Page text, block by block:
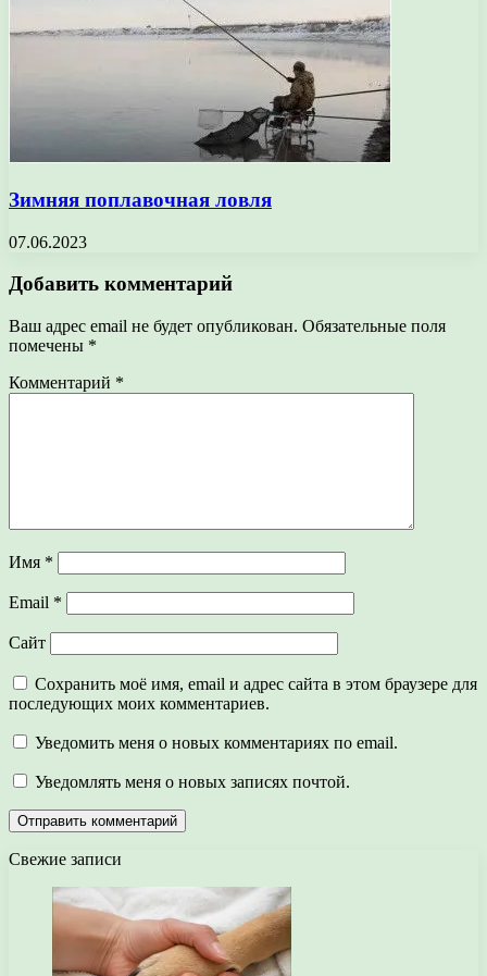
Зимняя поплавочная ловля
07.06.2023
Добавить комментарий
Ваш адрес email не будет опубликован. Обязательные поля
помечены *
Комментарий *
Имя *
Email *
Сайт
Сохранить моё имя, email и адрес сайта в этом браузере для
последующих моих комментариев.
Уведомить меня о новых комментариях по email.
Уведомлять меня о новых записях почтой.
Свежие записи